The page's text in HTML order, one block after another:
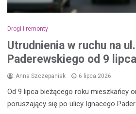
Drogi i remonty
Utrudnienia w ruchu na ul.
Paderewskiego od 9 lipca
Anna Szczepaniak 6 lipca 2026
Od 9 lipca bieżącego roku mieszkańcy
poruszający się po ulicy Ignacego